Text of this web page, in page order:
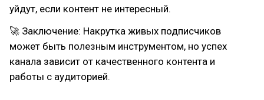
уйдут, если контент не интересный.
🚀 Заключение: Накрутка живых подписчиков
может быть полезным инструментом, но успех
канала зависит от качественного контента и
работы с аудиторией.